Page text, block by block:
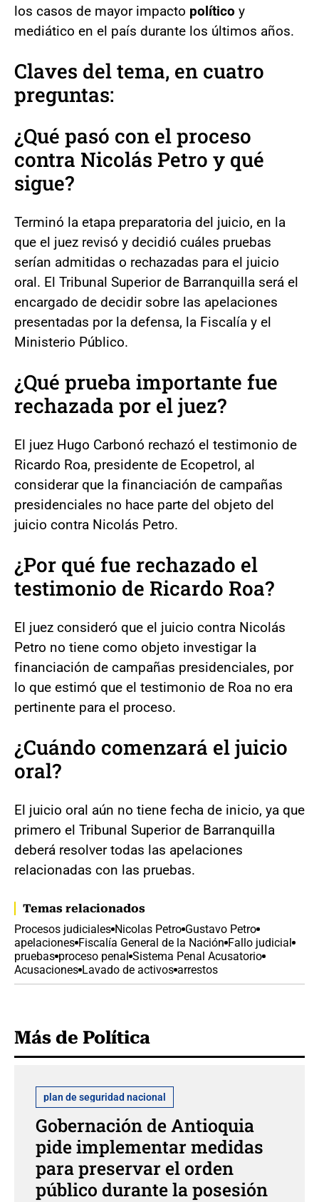
los casos de mayor impacto político y
mediático en el país durante los últimos años.
Claves del tema, en cuatro
preguntas:
¿Qué pasó con el proceso
contra Nicolás Petro y qué
sigue?
Terminó la etapa preparatoria del juicio, en la
que el juez revisó y decidió cuáles pruebas
serían admitidas o rechazadas para el juicio
oral. El Tribunal Superior de Barranquilla será el
encargado de decidir sobre las apelaciones
presentadas por la defensa, la Fiscalía y el
Ministerio Público.
¿Qué prueba importante fue
rechazada por el juez?
El juez Hugo Carbonó rechazó el testimonio de
Ricardo Roa, presidente de Ecopetrol, al
considerar que la financiación de campañas
presidenciales no hace parte del objeto del
juicio contra Nicolás Petro.
¿Por qué fue rechazado el
testimonio de Ricardo Roa?
El juez consideró que el juicio contra Nicolás
Petro no tiene como objeto investigar la
financiación de campañas presidenciales, por
lo que estimó que el testimonio de Roa no era
pertinente para el proceso.
¿Cuándo comenzará el juicio
oral?
El juicio oral aún no tiene fecha de inicio, ya que
primero el Tribunal Superior de Barranquilla
deberá resolver todas las apelaciones
relacionadas con las pruebas.
Temas relacionados
Procesos judiciales Nicolas Petro Gustavo Petro
apelaciones Fiscalía General de la Nación Fallo judicial
pruebas proceso penal Sistema Penal Acusatorio
Acusaciones Lavado de activos arrestos
Más de Política
plan de seguridad nacional
Gobernación de Antioquia
pide implementar medidas
para preservar el orden
público durante la posesión